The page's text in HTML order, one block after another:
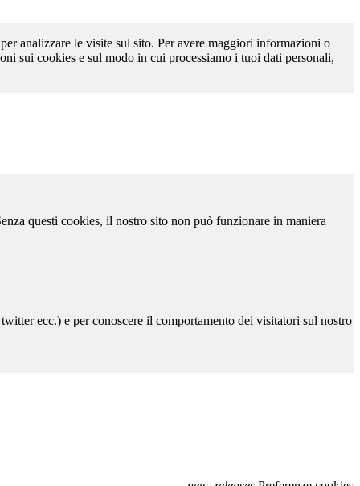
analizzare le visite sul sito. Per avere maggiori informazioni o
sui cookies e sul modo in cui processiamo i tuoi dati personali,
questi cookies, il nostro sito non può funzionare in maniera
ecc.) e per conoscere il comportamento dei visitatori sul nostro